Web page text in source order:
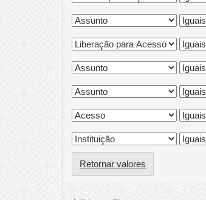
Retornar valores